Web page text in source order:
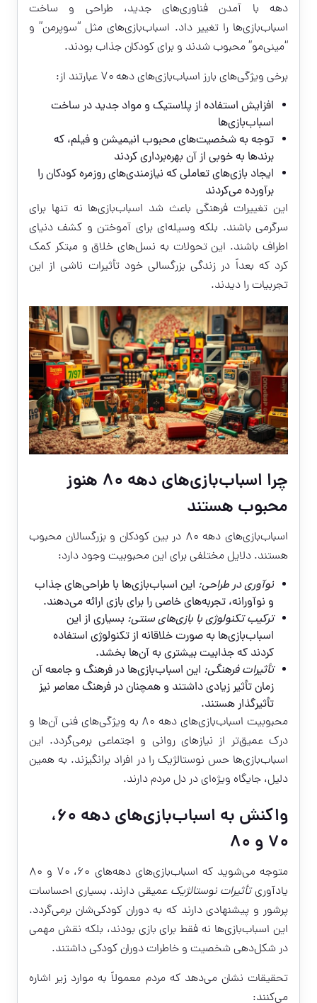
دهه با آمدن فناوری‌های جدید، طراحی و ساخت
اسباب‌بازی‌ها را تغییر داد. اسباب‌بازی‌های مثل “سوپرمن” و
“مینی‌مو” محبوب شدند و برای کودکان جذاب بودند.
برخی ویژگی‌های بارز اسباب‌بازی‌های دهه ۷۰ عبارتند از:
افزایش استفاده از پلاستیک و مواد جدید در ساخت
اسباب‌بازی‌ها
توجه به شخصیت‌های محبوب انیمیشن و فیلم، که
برندها به خوبی از آن بهره‌برداری کردند
ایجاد بازی‌های تعاملی که نیازمندی‌های روزمره کودکان را
برآورده می‌کردند
این تغییرات فرهنگی باعث شد اسباب‌بازی‌ها نه تنها برای
سرگرمی باشند. بلکه وسیله‌ای برای آموختن و کشف دنیای
اطراف باشند. این تحولات به نسل‌های خلاق و مبتکر کمک
کرد که بعداً در زندگی بزرگسالی خود تأثیرات ناشی از این
تجربیات را دیدند.
چرا اسباب‌بازی‌های دهه ۸۰ هنوز
محبوب هستند
اسباب‌بازی‌های دهه ۸۰ در بین کودکان و بزرگسالان محبوب
هستند. دلایل مختلفی برای این محبوبیت وجود دارد:
نوآوری در طراحی: این اسباب‌بازی‌ها با طراحی‌های جذاب
و نوآورانه، تجربه‌های خاصی را برای بازی ارائه می‌دهند.
ترکیب تکنولوژی با بازی‌های سنتی: بسیاری از این
اسباب‌بازی‌ها به صورت خلاقانه از تکنولوژی استفاده
کردند که جذابیت بیشتری به آن‌ها بخشد.
تأثیرات فرهنگی: این اسباب‌بازی‌ها در فرهنگ و جامعه آن
زمان تأثیر زیادی داشتند و همچنان در فرهنگ معاصر نیز
تأثیرگذار هستند.
محبوبیت اسباب‌بازی‌های دهه ۸۰ به ویژگی‌های فنی آن‌ها و
درک عمیق‌تر از نیازهای روانی و اجتماعی برمی‌گردد. این
اسباب‌بازی‌ها حس نوستالژیک را در افراد برانگیزند. به همین
دلیل، جایگاه ویژه‌ای در دل مردم دارند.
واکنش به اسباب‌بازی‌های دهه ۶۰،
۷۰ و ۸۰
متوجه می‌شوید که اسباب‌بازی‌های دهه‌های ۶۰، ۷۰ و ۸۰
یادآوریتأثیرات نوستالژیک عمیقی دارند. بسیاری احساسات
پرشور و پیشنهادی دارند که به دوران کودکی‌شان برمی‌گردد.
این اسباب‌بازی‌ها نه فقط برای بازی بودند، بلکه نقش مهمی
در شکل‌دهی شخصیت و خاطرات دوران کودکی داشتند.
تحقیقات نشان می‌دهد که مردم معمولاً به موارد زیر اشاره
می‌کنند: